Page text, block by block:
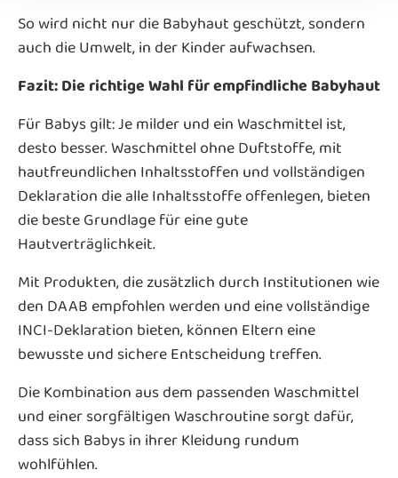
So wird nicht nur die Babyhaut geschützt, sondern
auch die Umwelt, in der Kinder aufwachsen.
Fazit: Die richtige Wahl für empfindliche Babyhaut
Für Babys gilt: Je milder und ein Waschmittel ist,
desto besser. Waschmittel ohne Duftstoffe, mit
hautfreundlichen Inhaltsstoffen und vollständigen
Deklaration die alle Inhaltsstoffe offenlegen, bieten
die beste Grundlage für eine gute
Hautverträglichkeit.
Mit Produkten, die zusätzlich durch Institutionen wie
den DAAB empfohlen werden und eine vollständige
INCI-Deklaration bieten, können Eltern eine
bewusste und sichere Entscheidung treffen.
Die Kombination aus dem passenden Waschmittel
und einer sorgfältigen Waschroutine sorgt dafür,
dass sich Babys in ihrer Kleidung rundum
wohlfühlen.